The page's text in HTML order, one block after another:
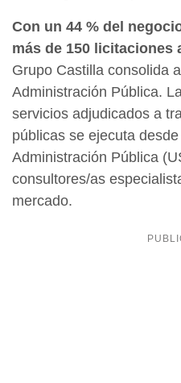
Con un 44 % del
más de 150 licitaciones
Grupo Castilla consolida
Administración Pública.
servicios adjudicados a
públicas se ejecuta
Administración Pública
consultores/as
mercado.